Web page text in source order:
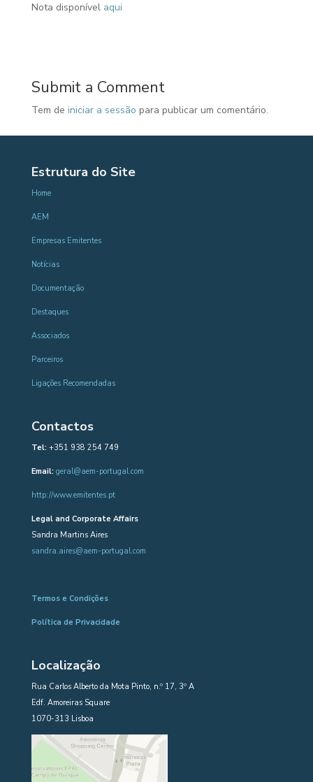
Nota disponível aqui
Submit a Comment
Tem de iniciar a sessão para publicar um comentário.
Estrutura do Site
Home
AEM
Empresas Emitentes
Notícias
Documentação
Destaques
Associados
Parceiros
Ligações Recomendadas
Contactos
Tel:+351 938 254 749
Email: geral@aem-portugal.com
http://www.emitentes.pt
Legal and Corporate Affairs
Sandra Martins Aires
sandra.aires@aem-portugal.com
Termos e Condições
Política de Privacidade
Localização
Rua Carlos Alberto da Mota Pinto, n.º 17, 3º A
Edf. Amoreiras Square
1070-313 Lisboa